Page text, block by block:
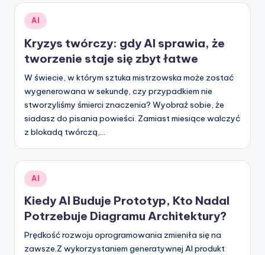
it
a
n
si
g
h
t
s
Posted
in
AI
Kryzys twórczy: gdy AI sprawia, że
tworzenie staje się zbyt łatwe
W świecie, w którym sztuka mistrzowska może zostać
wygenerowana w sekundę, czy przypadkiem nie
stworzyliśmy śmierci znaczenia? Wyobraź sobie, że
siadasz do pisania powieści. Zamiast miesiące walczyć
z blokadą twórczą,…
Posted
in
AI
Kiedy AI Buduje Prototyp, Kto Nadal
Potrzebuje Diagramu Architektury?
Prędkość rozwoju oprogramowania zmieniła się na
zawsze.Z wykorzystaniem generatywnej AI produkt